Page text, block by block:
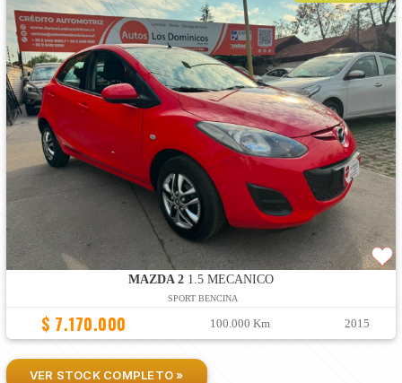
MAZDA 21.5 MECANICO
SPORT BENCINA
$ 7.170.000 100.000 Km 2015
VER STOCK COMPLETO »